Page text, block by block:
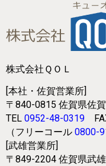
株式会社ＱＯＬ
[本社・佐賀営業所]
〒840-0815 佐賀県佐
TEL 0952-48-0319
（フリーコール 0800-
[武雄営業所]
〒849-2204 佐賀県武